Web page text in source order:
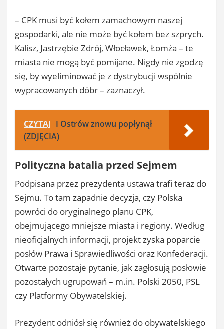
– CPK musi być kołem zamachowym naszej
gospodarki, ale nie może być kołem bez szprych.
Kalisz, Jastrzębie Zdrój, Włocławek, Łomża – te
miasta nie mogą być pomijane. Nigdy nie zgodzę
się, by wyeliminować je z dystrybucji wspólnie
wypracowanych dóbr – zaznaczył.
CZYTAJ I Ostrów znowu popłynął
(ZDJĘCIA)
Polityczna batalia przed Sejmem
Podpisana przez prezydenta ustawa trafi teraz do
Sejmu. To tam zapadnie decyzja, czy Polska
powróci do oryginalnego planu CPK,
obejmującego mniejsze miasta i regiony. Według
nieoficjalnych informacji, projekt zyska poparcie
posłów Prawa i Sprawiedliwości oraz Konfederacji.
Otwarte pozostaje pytanie, jak zagłosują posłowie
pozostałych ugrupowań – m.in. Polski 2050, PSL
czy Platformy Obywatelskiej.
Prezydent odniósł się również do obywatelskiego